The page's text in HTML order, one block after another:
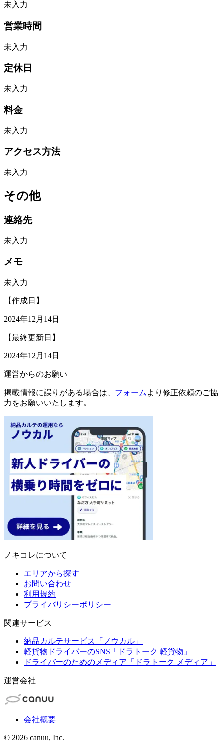
未入力
営業時間
未入力
定休日
未入力
料金
未入力
アクセス方法
未入力
その他
連絡先
未入力
メモ
未入力
【作成日】
2024年12月14日
【最終更新日】
2024年12月14日
運営からのお願い
掲載情報に誤りがある場合は、 フォーム より修正依頼のご協
力をお願いいたします。
ノキコレについて
エリアから探す
お問い合わせ
利用規約
プライバリシーポリシー
関連サービス
納品カルテサービス「ノウカル」
軽貨物ドライバーのSNS「ドラトーク 軽貨物」
ドライバーのためのメディア「ドラトーク メディア」
運営会社
会社概要
© 2026 canuu, Inc.